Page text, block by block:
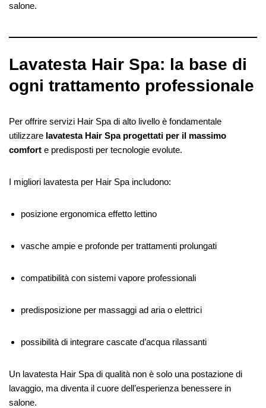
salone.
Lavatesta Hair Spa: la base di
ogni trattamento professionale
Per offrire servizi Hair Spa di alto livello è fondamentale
utilizzare lavatesta Hair Spa progettati per il massimo
comfort e predisposti per tecnologie evolute.
I migliori lavatesta per Hair Spa includono:
posizione ergonomica effetto lettino
vasche ampie e profonde per trattamenti prolungati
compatibilità con sistemi vapore professionali
predisposizione per massaggi ad aria o elettrici
possibilità di integrare cascate d’acqua rilassanti
Un lavatesta Hair Spa di qualità non è solo una postazione di
lavaggio, ma diventa il cuore dell’esperienza benessere in
salone.